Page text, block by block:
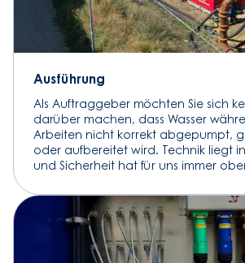
Ausführung
Als Auftraggeber möchten Sie sich
darüber machen, dass Wasser
Arbeiten nicht korrekt abgepumpt,
oder aufbereitet wird. Technik liegt
und Sicherheit hat für uns immer